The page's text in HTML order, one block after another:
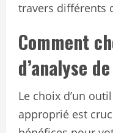
travers différents
Comment
d’analyse
Le choix d’un
approprié est